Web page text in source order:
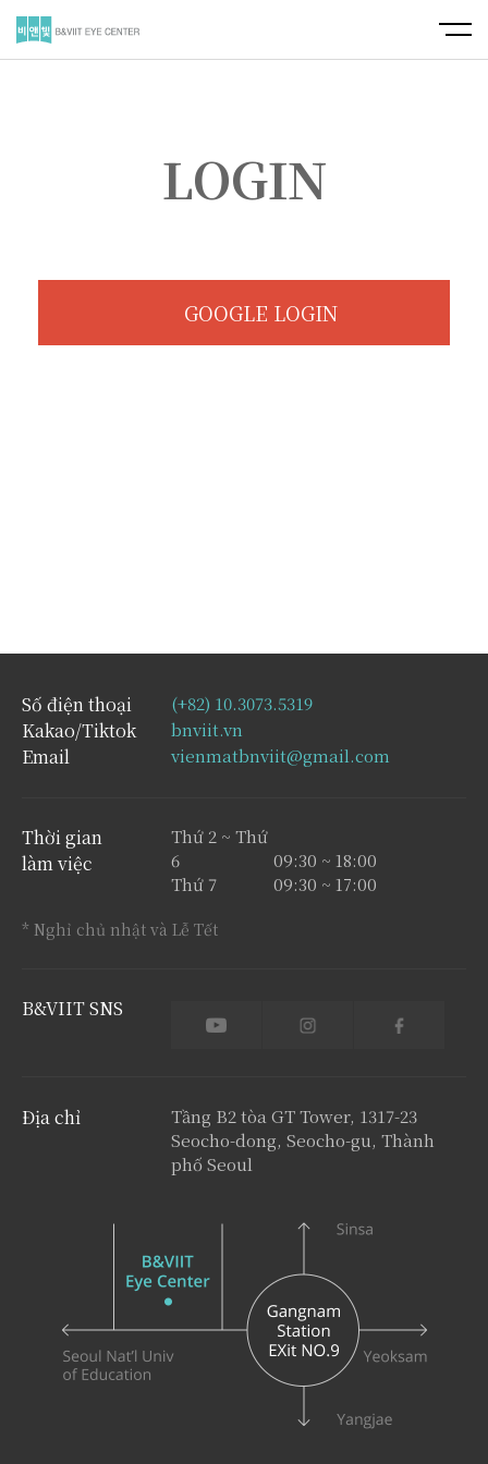
LOGIN
GOOGLE LOGIN
Số điện thoại (+82) 10.3073.5319
Kakao/Tiktok bnviit.vn
Email vienmatbnviit@gmail.com
Thời gian
làm việc
Thứ 2 ~ Thứ
6
09:30 ~ 18:00
Thứ 7
09:30 ~ 17:00
* Nghỉ chủ nhật và Lễ Tết
B&VIIT SNS
Địa chỉ
Tầng B2 tòa GT Tower, 1317-23
Seocho-dong, Seocho-gu, Thành
phố Seoul